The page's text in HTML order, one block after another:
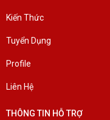
Kiến Thức
Tuyển Dụng
Profile
Liên Hệ
THÔNG TIN HỖ TRỢ